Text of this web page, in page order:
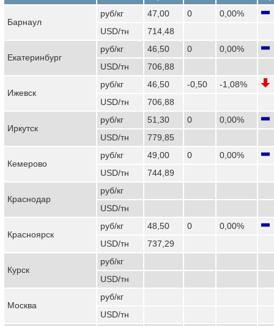
Барнаул
руб/кг 47,00 0
0,00%
USD/тн
714,48
Екатеринбург
руб/кг 46,50 0
0,00%
USD/тн
706,88
Ижевск
руб/кг 46,50 -0,50
-1,08%
USD/тн
706,88
Иркутск
руб/кг 51,30 0
0,00%
USD/тн
779,85
Кемерово
руб/кг 49,00 0
0,00%
USD/тн
744,89
Краснодар
руб/кг
USD/тн
Красноярск
руб/кг 48,50 0
0,00%
USD/тн
737,29
Курск
руб/кг
USD/тн
Москва
руб/кг
USD/тн